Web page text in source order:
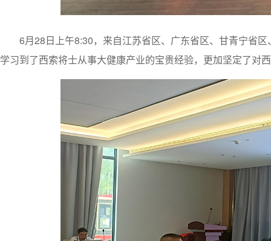
6月28日上午8:30，来自江苏省区、广东省区、甘青宁省
学习到了西索将士从事大健康产业的宝贵经验，更加坚定了对